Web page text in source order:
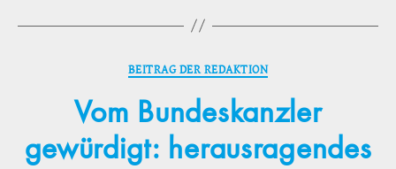
Kategorien
BEITRAG DER REDAKTION
Vom Bundeskanzler
gewürdigt: herausragendes